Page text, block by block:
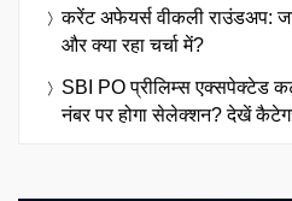
करेंट अफेयर्स वीकली राउंडअप:
और क्या रहा चर्चा में?
SBI PO प्रीलिम्स एक्सपेक्टेड
नंबर पर होगा सेलेक्शन? देखें